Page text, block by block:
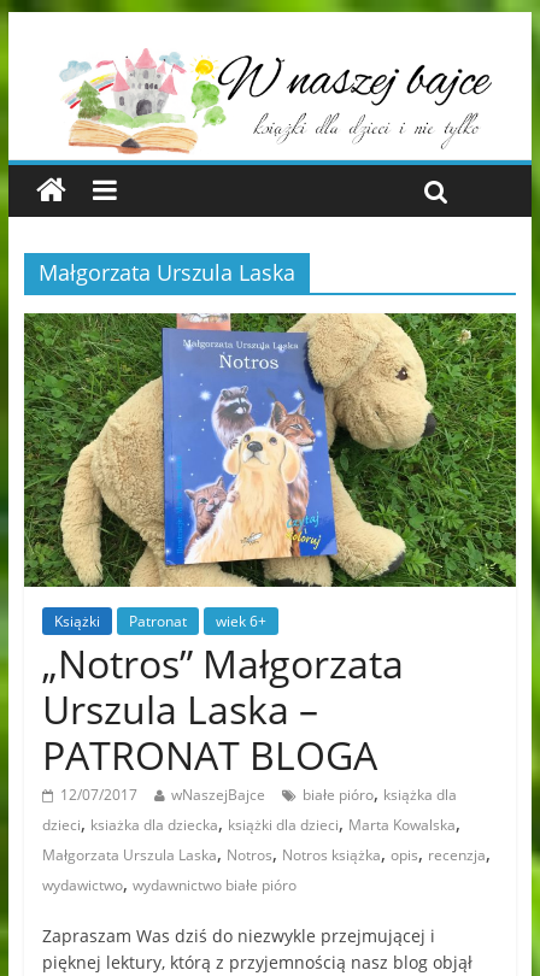
Małgorzata Urszula Laska
Książki Patronat wiek 6+
„Notros” Małgorzata
Urszula Laska –
PATRONAT BLOGA
12/07/2017 wNaszejBajce białe pióro, książka dla
dzieci, ksiażka dla dziecka, książki dla dzieci, Marta Kowalska,
Małgorzata Urszula Laska, Notros, Notros książka, opis, recenzja,
wydawictwo, wydawnictwo białe pióro
Zapraszam Was dziś do niezwykle przejmującej i
pięknej lektury, którą z przyjemnością nasz blog objął